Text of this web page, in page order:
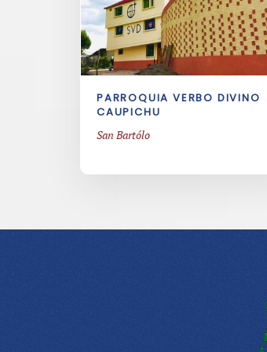
PARROQUIA VERBO DIVINO
CAUPICHU
San Bartólo